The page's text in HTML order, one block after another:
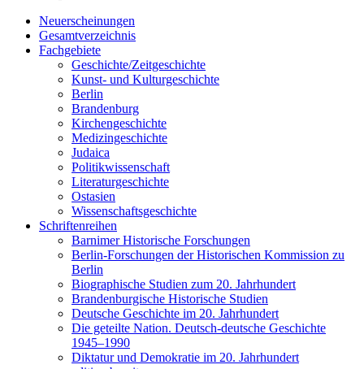
Neuerscheinungen
Gesamtverzeichnis
Fachgebiete
Geschichte/Zeitgeschichte
Kunst- und Kulturgeschichte
Berlin
Brandenburg
Kirchengeschichte
Medizingeschichte
Judaica
Politikwissenschaft
Literaturgeschichte
Ostasien
Wissenschaftsgeschichte
Schriftenreihen
Barnimer Historische Forschungen
Berlin-Forschungen der Historischen Kommission zu
Berlin
Biographische Studien zum 20. Jahrhundert
Brandenburgische Historische Studien
Deutsche Geschichte im 20. Jahrhundert
Die geteilte Nation. Deutsch-deutsche Geschichte
1945–1990
Diktatur und Demokratie im 20. Jahrhundert